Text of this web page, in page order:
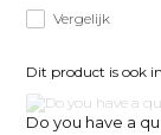
Vergelijk
Dit product is ook
Do you have a